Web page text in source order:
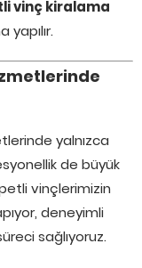
vinç kiralama
yalnızca
de büyük
vinçlerimizin
deneyimli
sağlıyoruz.